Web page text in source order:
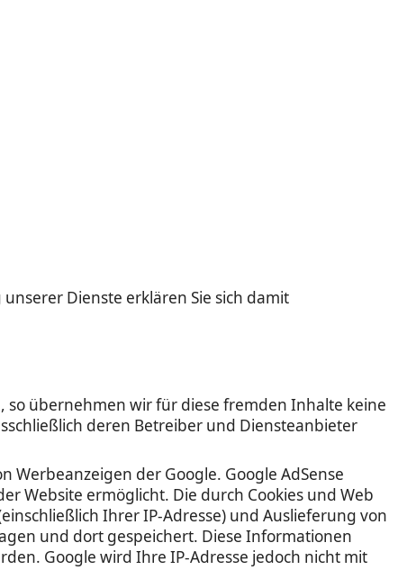
Dienste erklären Sie sich damit
übernehmen wir für diese fremden Inhalte keine
deren Betreiber und Diensteanbieter
Werbeanzeigen der Google. Google AdSense
Website ermöglicht. Die durch Cookies und Web
Ihrer IP-Adresse) und Auslieferung von
und dort gespeichert. Diese Informationen
Google wird Ihre IP-Adresse jedoch nicht mit